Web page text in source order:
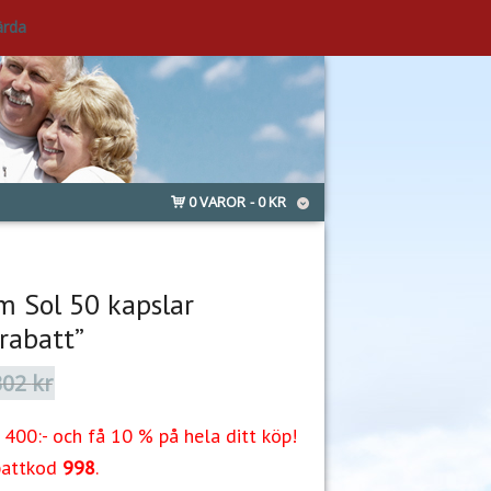
0 VAROR 0 KR
Sol 50 kapslar
krDet
ursprungliga
var:
302 kr.
Det
nuvarande
är:
245 kr.
och få 10 % på hela ditt köp!
998.